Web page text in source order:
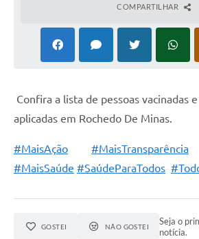
COMPARTILHAR
Confira a lista de pessoas vacinadas
aplicadas em Rochedo De Minas.
#MaisAção #MaisTransparência
#MaisSaúde #SaúdeParaTodos
GOSTEI NÃO GOSTEI
Seja o
notícia.